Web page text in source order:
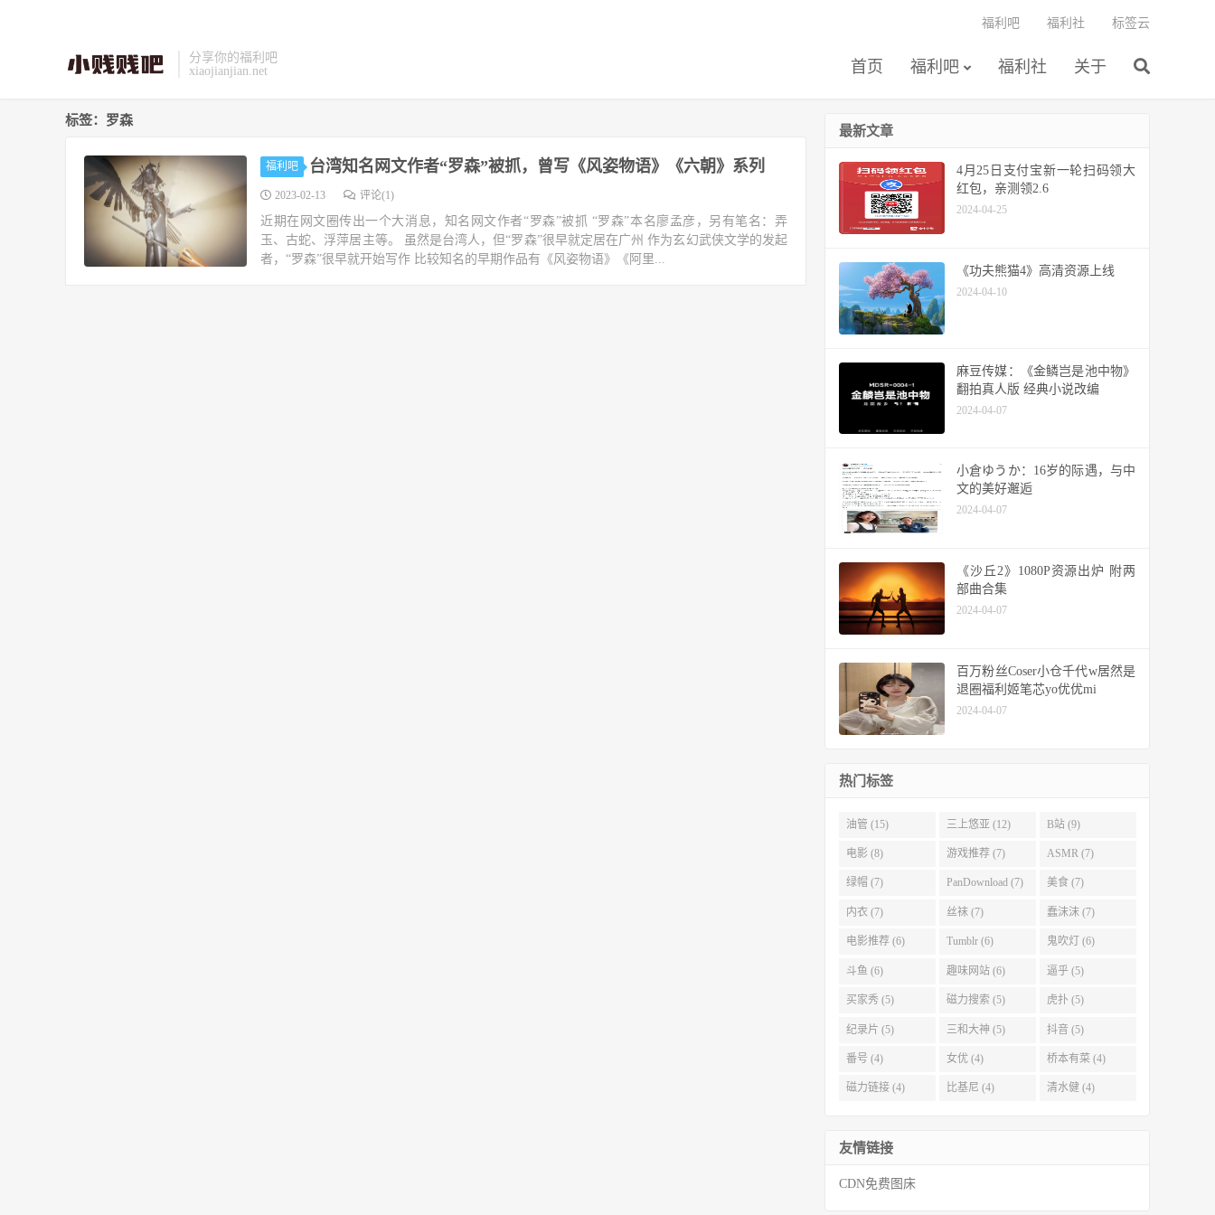
分享你的福利吧
xiaojianjian.net
首页 福利吧 福利社 关于
福利吧 福利社 标签云
标签：罗森
福利吧 台湾知名网文作者“罗森”被抓，曾写《风姿物语》《六朝》系列
2023-02-13 评论(1)
近期在网文圈传出一个大消息，知名网文作者“罗森”被抓 “罗森”本名廖孟彦，另有笔名：弄
玉、古蛇、浮萍居主等。 虽然是台湾人，但“罗森”很早就定居在广州 作为玄幻武侠文学的发起
者，“罗森”很早就开始写作 比较知名的早期作品有《风姿物语》《阿里...
最新文章
4月25日支付宝新一轮扫码领大
红包，亲测领2.6
2024-04-25
《功夫熊猫4》高清资源上线
2024-04-10
麻豆传媒：《金鳞岂是池中物》
翻拍真人版 经典小说改编
2024-04-07
小倉ゆうか：16岁的际遇，与中
文的美好邂逅
2024-04-07
《沙丘2》1080P资源出炉 附两
部曲合集
2024-04-07
百万粉丝Coser小仓千代w居然是
退圈福利姬笔芯yo优优mi
2024-04-07
热门标签
油管 (15) 三上悠亚 (12) B站 (9)
电影 (8) 游戏推荐 (7) ASMR (7)
绿帽 (7) PanDownload (7) 美食 (7)
内衣 (7) 丝袜 (7) 蠢沫沫 (7)
电影推荐 (6) Tumblr (6) 鬼吹灯 (6)
斗鱼 (6) 趣味网站 (6) 逼乎 (5)
买家秀 (5) 磁力搜索 (5) 虎扑 (5)
纪录片 (5) 三和大神 (5) 抖音 (5)
番号 (4) 女优 (4) 桥本有菜 (4)
磁力链接 (4) 比基尼 (4) 清水健 (4)
友情链接
CDN免费图床